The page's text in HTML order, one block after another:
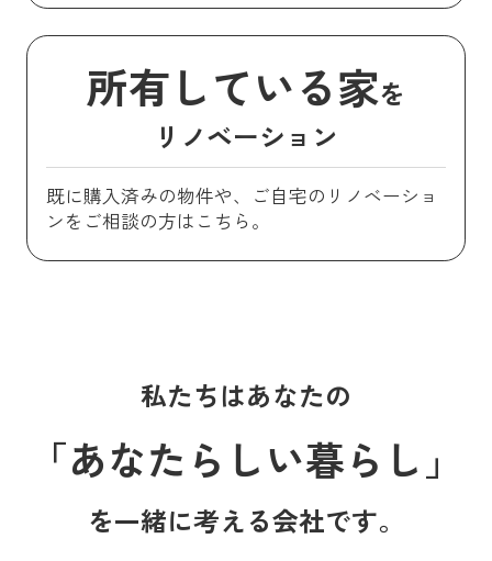
所有している家を
リノベーション
既に購入済みの物件や、ご自宅のリノベーショ
ンをご相談の方はこちら。
私たちはあなたの
「あなたらしい暮らし」
を一緒に考える会社です。